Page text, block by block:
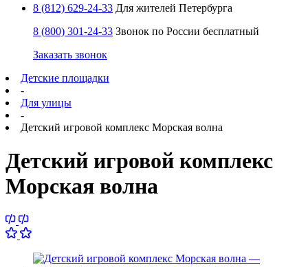
8 (812) 629-24-33 Для жителей Петербурга
8 (800) 301-24-33 Звонок по России бесплатный
Заказать звонок
Детские площадки
-
Для улицы
-
Детский игровой комплекс Морская волна
Детский игровой комплекс
Морская волна